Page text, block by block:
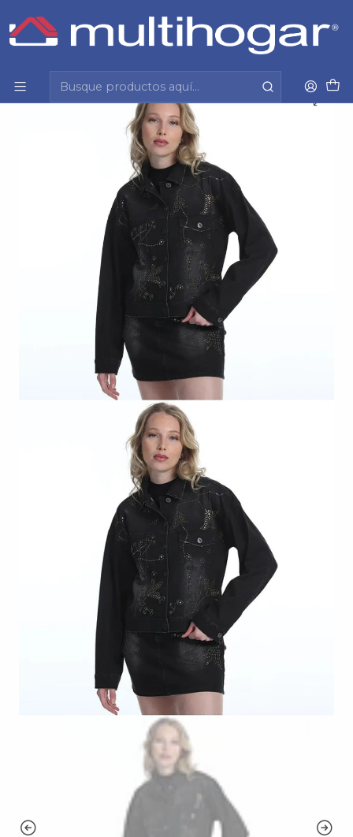
Inicio Vestuario
Chaqueta
Chaqueta Mujer Mezclilla Tachas Ellus If052025-999
Negro